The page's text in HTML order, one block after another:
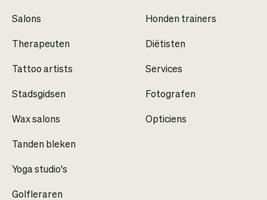
Salons
Therapeuten
Tattoo artists
Stadsgidsen
Wax salons
Tanden bleken
Yoga studio's
Golfleraren
Honden trainers
Diëtisten
Services
Fotografen
Opticiens